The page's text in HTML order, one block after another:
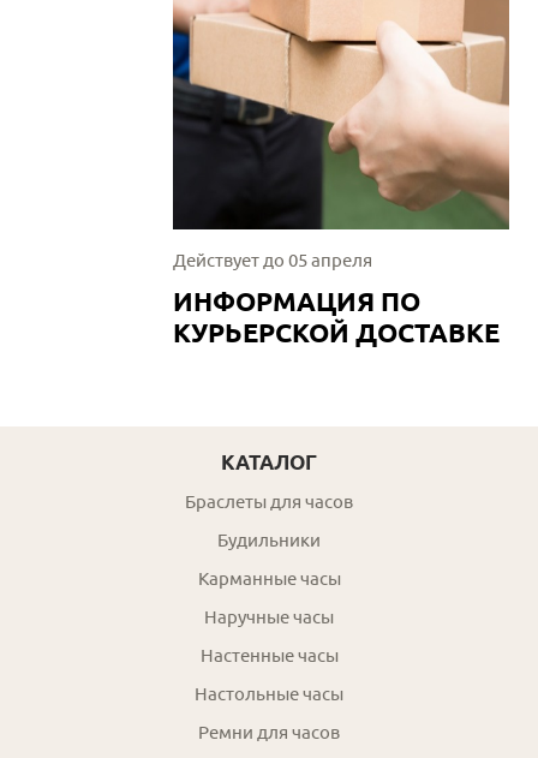
Действует до 05 апреля
ИНФОРМАЦИЯ ПО
КУРЬЕРСКОЙ ДОСТАВКЕ
КАТАЛОГ
Браслеты для часов
Будильники
Карманные часы
Наручные часы
Настенные часы
Настольные часы
Ремни для часов